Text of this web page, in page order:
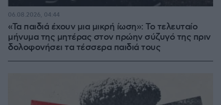
«Τα παιδιά έχουν μια μικρή ίωση»: Το τελευταίο
μήνυμα της μητέρας στον πρώην σύζυγό της πριν
δολοφονήσει τα τέσσερα παιδιά τους
06.08.2026, 04:44